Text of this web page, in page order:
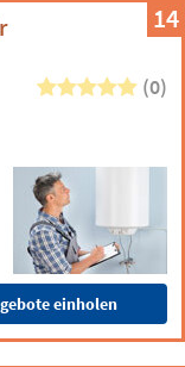
14
(0)
einholen